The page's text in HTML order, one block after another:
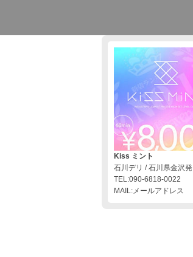
Kiss ミント
石川デリ / 石川県金沢発
TEL:090-6818-0022
MAIL:メールアドレス